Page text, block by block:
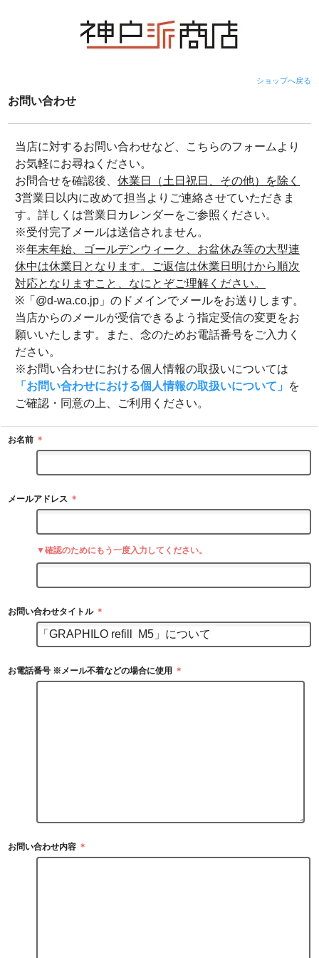
ショップへ戻る
お問い合わせ
当店に対するお問い合わせなど、こちらのフォームより
お気軽にお尋ねください。
お問合せを確認後、 休業日（土日祝日、その他）を除く
3営業日以内に改めて担当よりご連絡させていただきま
す。詳しくは営業日カレンダーをご参照ください。
※受付完了メールは送信されません。
※年末年始、ゴールデンウィーク、お盆休み等の大型連
休中は休業日となります。ご返信は休業日明けから順次
対応となりますこと、なにとぞご理解ください。
※「@d-wa.co.jp」のドメインでメールをお送りします。
当店からのメールが受信できるよう指定受信の変更をお
願いいたします。また、念のためお電話番号をご入力く
ださい。
※お問い合わせにおける個人情報の取扱いについては
「お問い合わせにおける個人情報の取扱いについて」 を
ご確認・同意の上、ご利用ください。
お名前 ＊
メールアドレス ＊
▼確認のためにもう一度入力してください。
お問い合わせタイトル ＊
お電話番号 ※メール不着などの場合に使用 ＊
お問い合わせ内容 ＊